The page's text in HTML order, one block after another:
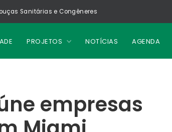
Sanitárias e Congêneres
PROJETOS NOTÍCIAS AGENDA
empresas